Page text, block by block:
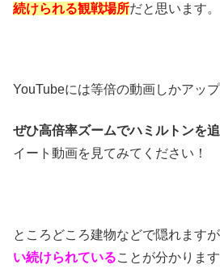
続けられる観戦場所だと思います。
YouTubeには等倍の動画しかアッ
ぜひ高倍率ズームでハミルトンを
イート動画を見てみてください！
ところどころ建物などで隠れますが
い続けられていることが分かります